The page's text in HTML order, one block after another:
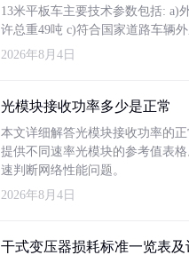
13米平板车主要技术参数包括: a)
许总重49吨 c)符合国家道路车辆
2026年8月4日
光模块接收功率多少是正常
本文详细解答光模块接收功率的
提供不同速率光模块的参考值表
速判断网络性能问题。
2026年8月4日
干式变压器损耗标准一览表及